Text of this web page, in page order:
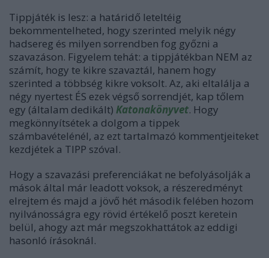
Tippjáték is lesz: a határidő leteltéig
bekommentelheted, hogy szerinted melyik négy
hadsereg és milyen sorrendben fog győzni a
szavazáson. Figyelem tehát: a tippjátékban NEM az
számít, hogy te kikre szavaztál, hanem hogy
szerinted a többség kikre voksolt. Az, aki eltalálja a
négy nyertest ÉS ezek végső sorrendjét, kap tőlem
egy (általam dedikált) Katonakönyvet. Hogy
megkönnyítsétek a dolgom a tippek
számbavételénél, az ezt tartalmazó kommentjeiteket
kezdjétek a TIPP szóval.
Hogy a szavazási preferenciákat ne befolyásolják a
mások által már leadott voksok, a részeredményt
elrejtem és majd a jövő hét második felében hozom
nyilvánosságra egy rövid értékelő poszt keretein
belül, ahogy azt már megszokhattátok az eddigi
hasonló írásoknál.